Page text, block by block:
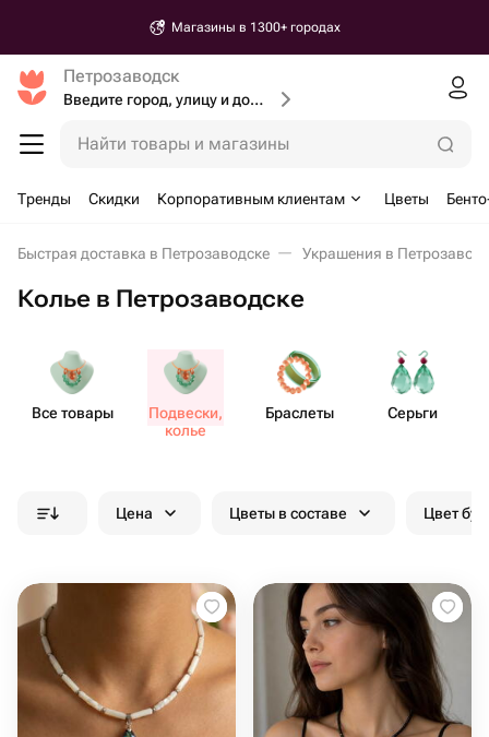
Магазины в 1300+ городах
Петрозаводск
Введите город, улицу и дом доставки
Найти товары и магазины
Тренды Скидки Корпоративным клиентам Цветы
Быстрая доставка в Петрозаводске Украшения в
Колье в Петрозаводске
Все товары
Подвески,
колье
Браслеты Серьги
Цена Цветы в составе Цвет